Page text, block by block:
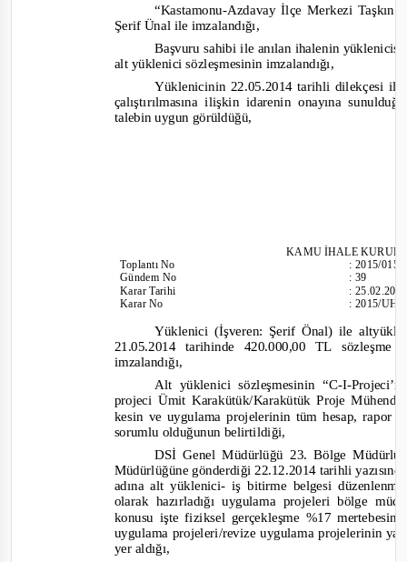
“Kastamonu-Azdavay İlçe Merkezi Taşkın
Şerif Ünal ile imzalandığı,
Başvuru sahibi ile anılan ihalenin
alt yüklenici sözleşmesinin imzalandığı,
Yüklenicinin 22.05.2014 tarihli dilekçesi
çalıştırılmasına ilişkin idarenin onayına
talebin uygun görüldüğü,
KAMU İHALE
ToplantıNo
Gündem No
Karar Tarihi
Karar No
:2015/015
:39
:
:2015/
Yüklenici (İşveren: Şerif Önal) ile
21.05.2014 tarihinde 420.000,00 TL
imzalandığı,
Alt yüklenici sözleşmesinin “C-I-
projeci Ümit Karakütük/Karakütük Proje
kesin ve uygulama projelerinin tüm hesap, rapor
sorumlu olduğunun belirtildiği,
DSİ Genel Müdürlüğü 23. Bölge
Müdürlüğüne gönderdiği 22.12.2014 tarihli
adına alt yüklenici-iş bitirme belgesi
olarak hazırladığı uygulama projeleri bölge
konusu işte fiziksel gerçekleşme %17
uygulama projeleri/revize uygulama projelerinin
yer aldığı,